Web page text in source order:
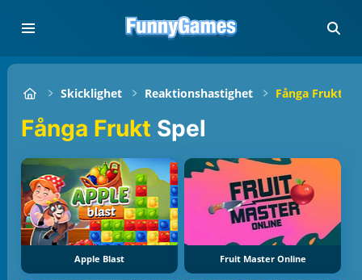
Skicklighet Reaktionshastighet Fånga Frukt
Fånga Frukt Spel
Apple Blast Fruit Master Online